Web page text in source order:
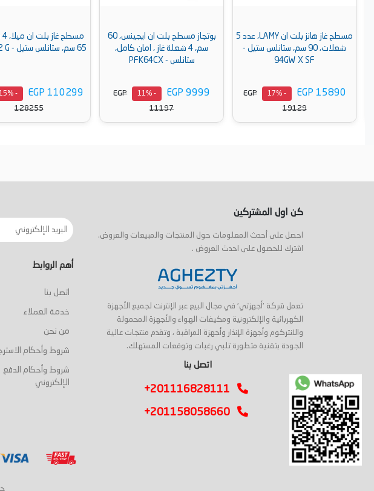
مسطح غاز هانز بلت ان LAMY، عدد 5
شعلات، 90 سم، ستانلس ستيل -
94GW X SF
EGP 15890
EGP
19129
بوتجاز مسطح بلت ان ايجينس، 60
سم، 4 شعلة غاز ، امان كامل،
ستانلس - PFK64CX
EGP 9999
EGP
11197
مسطح
65 سم، ستانلس ستيل - KM 2012 G
EGP 110299
128255
كن اول المشتركين
احصل على أحدث المعلومات حول المنتجات والمبيعات والعروض.
اشترك للحصول على احدث العروض .
تعمل شركة 'أجهزتي' في مجال البيع عبر الإنترنت لجميع الأجهزة
الكهربائية والإلكترونية ومكيفات الهواء والأجهزة المحمولة
والانتركوم وأجهزة الإنذار وأجهزة المراقبة ، وتقدم منتجات عالية
الجودة بتقنية متطورة تلبي رغبات وتوقعات المستهلك.
اتصل بنا
+201116828111
+201158058660
أهم الروابط
اتصل بنا
خدمة العملاء
من نحن
شروط وأحكام
شروط وأحكام الدفع
الإلكتروني